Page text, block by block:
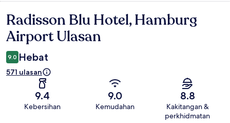
Ulasan
Radisson Blu Hotel, Hamburg
Airport Ulasan
9.0 Hebat
571 ulasan
9.4
Kebersihan
9.0
Kemudahan
8.8
Kakitangan &
perkhidmatan